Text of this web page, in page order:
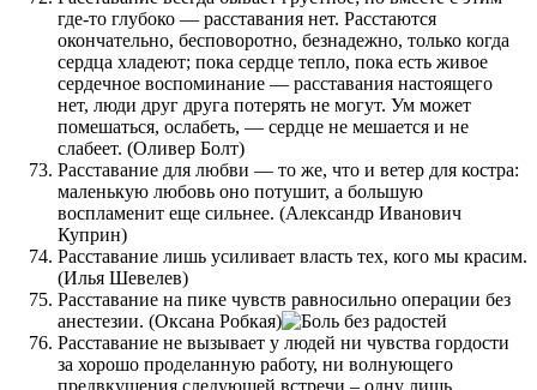
где-то глубоко — расставания нет. Расстаются
окончательно, бесповоротно, безнадежно, только когда
сердца хладеют; пока сердце тепло, пока есть живое
сердечное воспоминание — расставания настоящего
нет, люди друг друга потерять не могут. Ум может
помешаться, ослабеть, — сердце не мешается и не
слабеет. (Оливер Болт)
Расставание для любви — то же, что и ветер для костра:
маленькую любовь оно потушит, а большую
воспламенит еще сильнее. (Александр Иванович
Куприн)
Расставание лишь усиливает власть тех, кого мы красим.
(Илья Шевелев)
Расставание на пике чувств равносильно операции без
анестезии. (Оксана Робкая)
Расставание не вызывает у людей ни чувства гордости
за хорошо проделанную работу, ни волнующего